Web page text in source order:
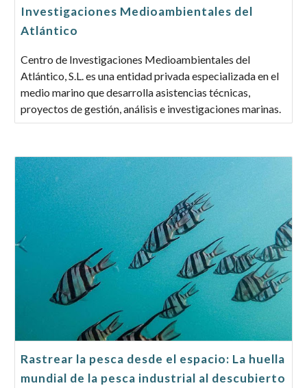
Investigaciones Medioambientales del
Atlántico
Centro de Investigaciones Medioambientales del
Atlántico, S.L. es una entidad privada especializada en el
medio marino que desarrolla asistencias técnicas,
proyectos de gestión, análisis e investigaciones marinas.
Rastrear la pesca desde el espacio: La huella
mundial de la pesca industrial al descubierto